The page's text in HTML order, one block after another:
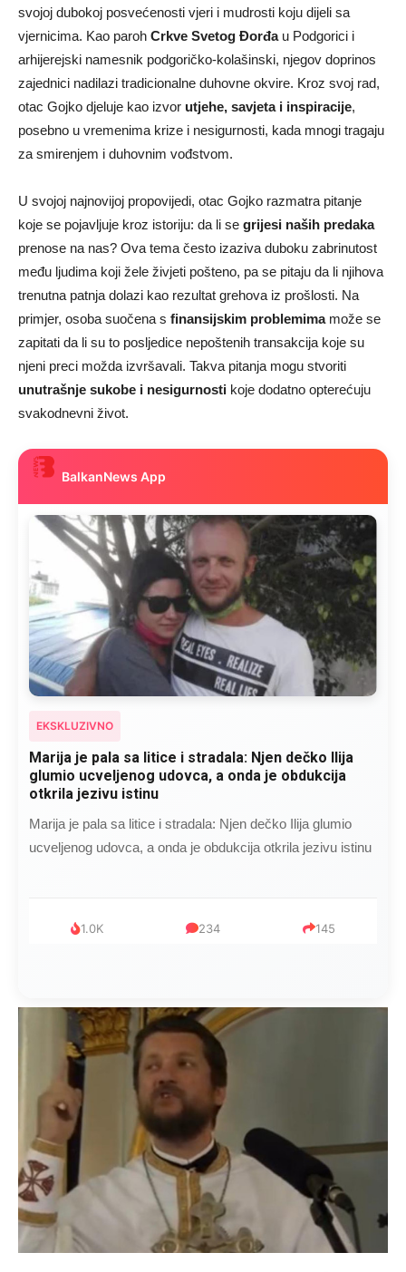
svojoj dubokoj posvećenosti vjeri i mudrosti koju dijeli sa
vjernicima. Kao paroh Crkve Svetog Đorđau Podgorici i
arhijerejski namesnik podgoričko-kolašinski, njegov doprinos
zajednici nadilazi tradicionalne duhovne okvire. Kroz svoj rad,
otac Gojko djeluje kao izvor utjehe, savjeta i inspiracije,
posebno u vremenima krize i nesigurnosti, kada mnogi tragaju
za smirenjem i duhovnim vođstvom.
U svojoj najnovijoj propovijedi, otac Gojko razmatra pitanje
koje se pojavljuje kroz istoriju: da li se grijesi naših predaka
prenose na nas? Ova tema često izaziva duboku zabrinutost
među ljudima koji žele živjeti pošteno, pa se pitaju da li njihova
trenutna patnja dolazi kao rezultat grehova iz prošlosti. Na
primjer, osoba suočena s finansijskim problemimamože se
zapitati da li su to posljedice nepoštenih transakcija koje su
njeni preci možda izvršavali. Takva pitanja mogu stvoriti
unutrašnje sukobe i nesigurnosti koje dodatno opterećuju
svakodnevni život.
BalkanNews App
EKSKLUZIVNO
Kad se Marin suprug razbolio ona ga kupala,
pelene mu mijenjala: Jedno jutro je poslao po
čokoladu..
Kad se Marin suprug razbolio ona ga kupala, pelene mu
mijenjala: Jedno jutro je poslao po čokoladu..
999 321 234